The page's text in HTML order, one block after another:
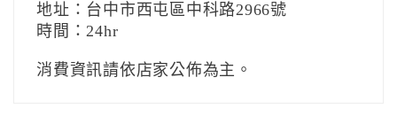
地址：台中市西屯區中科路2966號
時間：24hr
消費資訊請依店家公佈為主。